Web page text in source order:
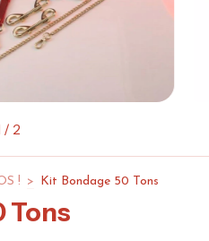
/ 2
! > Kit Bondage 50 Tons
Tons